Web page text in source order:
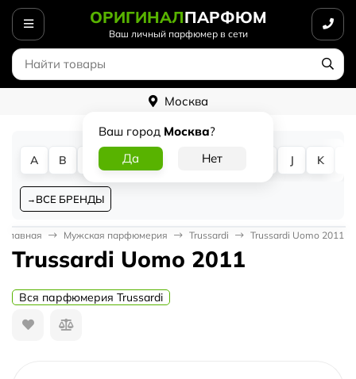
ОРИГИНАЛПАРФЮМ
Ваш личный парфюмер в сети
Москва
Ваш город Москва?
A B D G J K
ВСЕ БРЕНДЫ
Главная Мужская парфюмерия Trussardi Trussardi Uomo 2011
Trussardi Uomo 2011
Вся парфюмерия Trussardi